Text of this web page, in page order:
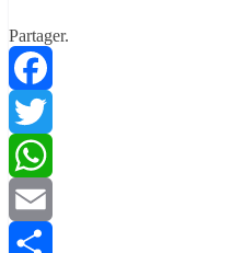
Partager.
Facebook
Twitter
WhatsApp
Email